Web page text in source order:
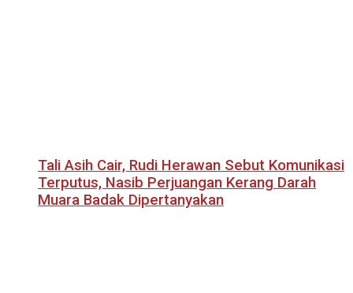
Tali Asih Cair, Rudi Herawan Sebut Komunikasi
Terputus, Nasib Perjuangan Kerang Darah
Muara Badak Dipertanyakan